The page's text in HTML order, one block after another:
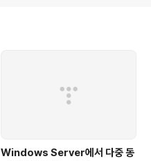
Windows Server에서 다중 동